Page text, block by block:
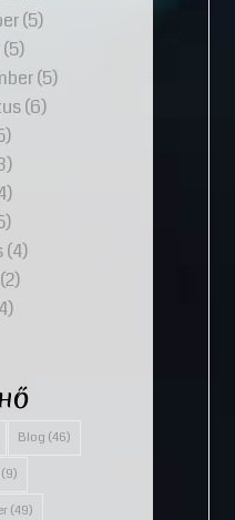
(5)
(5)
(5)
(6)
(4)
(2)
Blog (46)
(9)
(49)